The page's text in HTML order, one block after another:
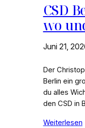
CSD
wo
Juni 21,
Der
Berlin ein
du alles
den CSD in
Weiterlesen